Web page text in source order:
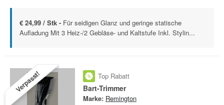
€ 24,99 / Stk - Für seidigen Glanz und geringe statische
Aufladung Mit 3 Heiz-/2 Gebläse- und Kaltstufe Inkl. Stylin...
Verpasst! Top Rabatt
Bart-Trimmer
Marke: Remington